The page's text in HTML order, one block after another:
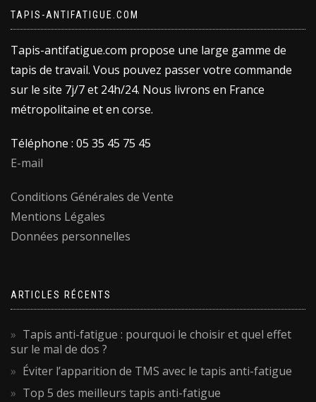
TAPIS-ANTIFATIGUE.COM
Tapis-antifatigue.com propose une large gamme de
tapis de travail. Vous pouvez passer votre commande
sur le site 7j/7 et 24h/24. Nous livrons en France
métropolitaine et en corse.
Téléphone : 05 35 45 75 45
E-mail
Conditions Générales de Vente
Mentions Légales
Données personnelles
ARTICLES RÉCENTS
Tapis anti-fatigue : pourquoi le choisir et quel effet
sur le mal de dos ?
Éviter l’apparition de TMS avec le tapis anti-fatigue
Top 5 des meilleurs tapis anti-fatigue